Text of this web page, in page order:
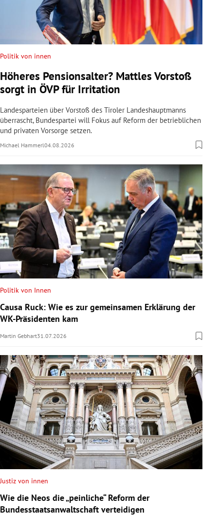
Politik von innen
Höheres Pensionsalter? Mattles Vorstoß
sorgt in ÖVP für Irritation
Landesparteien über Vorstoß des Tiroler Landeshauptmanns
überrascht, Bundespartei will Fokus auf Reform der betrieblichen
und privaten Vorsorge setzen.
Michael Hammerl04.08.2026
Politik von Innen
Causa Ruck: Wie es zur gemeinsamen Erklärung der
WK-Präsidenten kam
Martin Gebhart31.07.2026
Justiz von innen
Wie die Neos die „peinliche“ Reform der
Bundesstaatsanwaltschaft verteidigen